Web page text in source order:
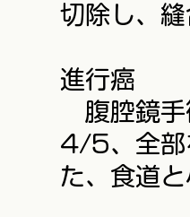
切除し、縫
進行癌
腹腔鏡手
4/5、全部
た、食道と